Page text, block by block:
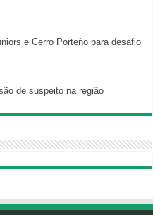
e Cerro Porteño para desafio
de suspeito na região